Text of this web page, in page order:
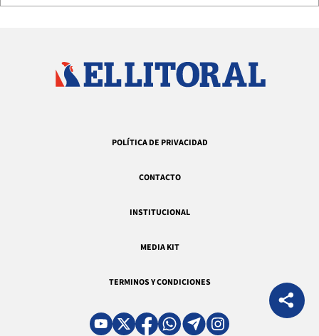
POLÍTICA DE PRIVACIDAD
CONTACTO
INSTITUCIONAL
MEDIA KIT
TERMINOS Y CONDICIONES